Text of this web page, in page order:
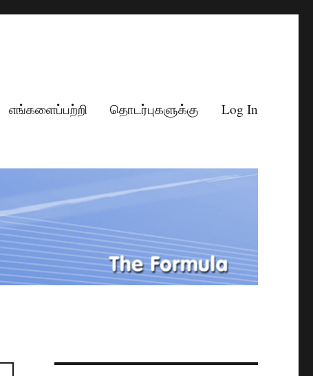
எங்களைப்பற்றி தொடர்புகளுக்கு Log In